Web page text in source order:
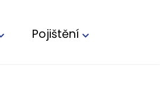
Pojištění